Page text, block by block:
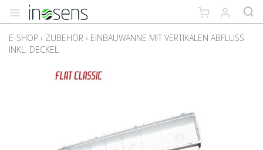
E-SHOP › ZUBEHÖR › EINBAUWANNE MIT VERTIKALEN ABFLUSS
INKL. DECKEL